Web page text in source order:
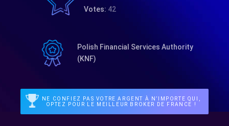
Votes: 42
Polish Financial Services Authority
(KNF)
NE CONFIEZ PAS VOTRE ARGENT À N’IMPORTE QUI,
OPTEZ POUR LE MEILLEUR BROKER DE FRANCE !